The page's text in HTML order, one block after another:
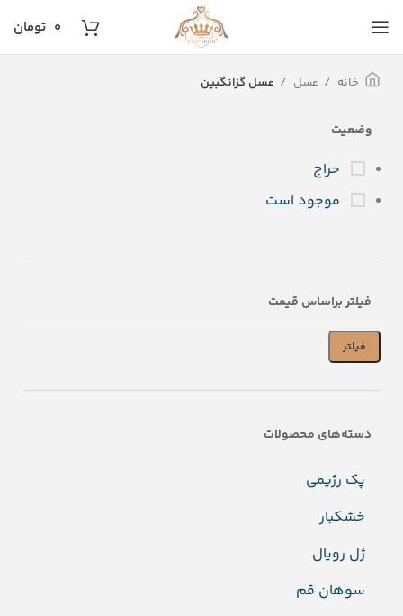
۰ تومان
خانه عسل عسل گزانگبین
وضعیت
حراج
موجود است
فیلتر براساس قیمت
فیلتر
دسته‌های محصولات
پک رژیمی
خشکبار
ژل رویال
سوهان قم